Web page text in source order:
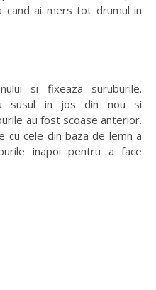
cand ai mers tot drumul in
si fixeaza suruburile.
susul in jos din nou si
au fost scoase anterior.
cu cele din baza de lemn a
inapoi pentru a face